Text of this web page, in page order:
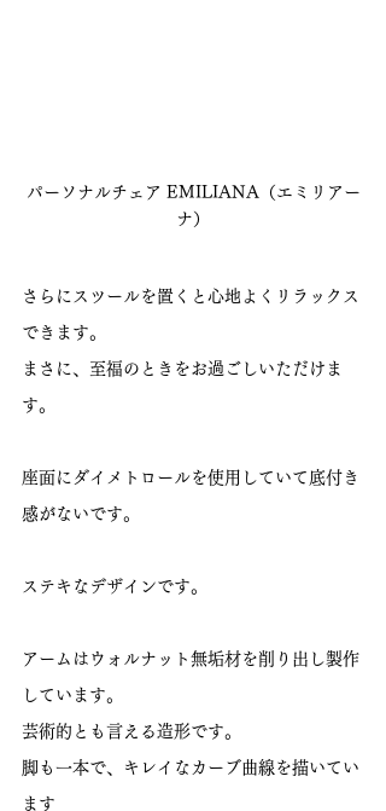
パーソナルチェア EMILIANA（エミリアー
ナ）
さらにスツールを置くと心地よくリラックス
できます。
まさに、至福のときをお過ごしいただけま
す。
座面にダイメトロールを使用していて底付き
感がないです。
ステキなデザインです。
アームはウォルナット無垢材を削り出し製作
しています。
芸術的とも言える造形です。
脚も一本で、キレイなカーブ曲線を描いてい
ます